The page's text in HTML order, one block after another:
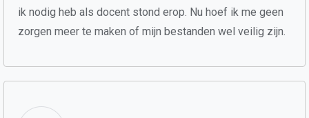
ik nodig heb als docent stond erop. Nu hoef ik me geen
zorgen meer te maken of mijn bestanden wel veilig zijn.